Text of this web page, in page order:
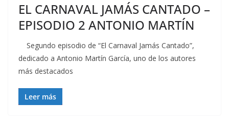
EL CARNAVAL JAMÁS CANTADO –
EPISODIO 2 ANTONIO MARTÍN
Segundo episodio de “El Carnaval Jamás Cantado”,
dedicado a Antonio Martín García, uno de los autores
más destacados
Leer más